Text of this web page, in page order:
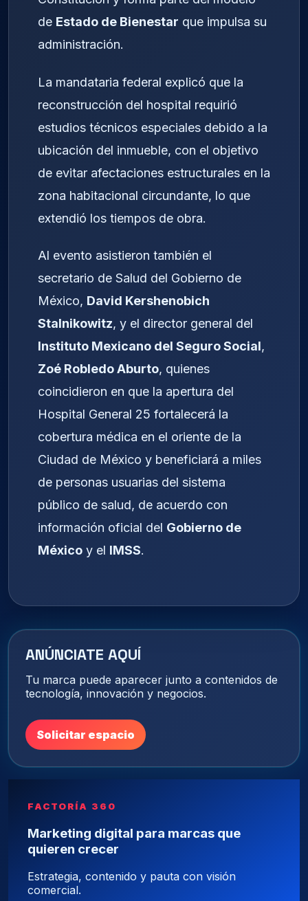
de Estado de Bienestar que impulsa su
administración.
La mandataria federal explicó que la
reconstrucción del hospital requirió
estudios técnicos especiales debido a la
ubicación del inmueble, con el objetivo
de evitar afectaciones estructurales en la
zona habitacional circundante, lo que
extendió los tiempos de obra.
Al evento asistieron también el
secretario de Salud del Gobierno de
México, David Kershenobich
Stalnikowitz, y el director general del
Instituto Mexicano del Seguro Social,
Zoé Robledo Aburto, quienes
coincidieron en que la apertura del
Hospital General 25 fortalecerá la
cobertura médica en el oriente de la
Ciudad de México y beneficiará a miles
de personas usuarias del sistema
público de salud, de acuerdo con
información oficial del Gobierno de
México y el IMSS.
ANÚNCIATE AQUÍ
Tu marca puede aparecer junto a contenidos de
tecnología, innovación y negocios.
Solicitar espacio
FACTORÍA 360
Marketing digital para marcas que
quieren crecer
Estrategia, contenido y pauta con visión
comercial.